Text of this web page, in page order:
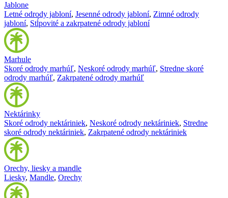
Jablone
Letné odrody jabloní, Jesenné odrody jabloní, Zimné odrody
jabloní, Stĺpovité a zakrpatené odrody jabloní
Marhule
Skoré odrody marhúľ, Neskoré odrody marhúľ, Stredne skoré
odrody marhúľ, Zakrpatené odrody marhúľ
Nektárinky
Skoré odrody nektáriniek, Neskoré odrody nektáriniek, Stredne
skoré odrody nektáriniek, Zakrpatené odrody nektáriniek
Orechy, liesky a mandle
Liesky, Mandle, Orechy